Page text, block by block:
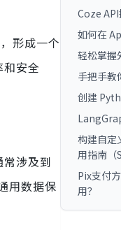
形成一个
安全
涉及到
用数据保
Coze
如何在
轻松掌握
手把手教
创建
构建自定
用指南（
Pix支付
用？